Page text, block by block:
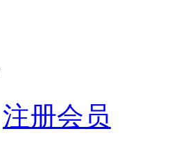
注册会员